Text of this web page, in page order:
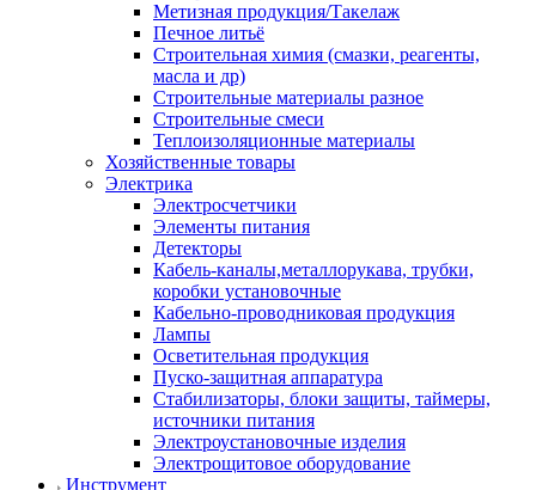
Метизная продукция/Такелаж
Печное литьё
Строительная химия (смазки, реагенты,
масла и др)
Строительные материалы разное
Строительные смеси
Теплоизоляционные материалы
Хозяйственные товары
Электрика
Электросчетчики
Элементы питания
Детекторы
Кабель-каналы,металлорукава, трубки,
коробки установочные
Кабельно-проводниковая продукция
Лампы
Осветительная продукция
Пуско-защитная аппаратура
Стабилизаторы, блоки защиты, таймеры,
источники питания
Электроустановочные изделия
Электрощитовое оборудование
Инструмент